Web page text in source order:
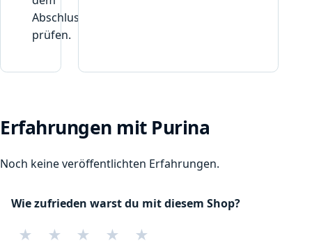
Abschluss
prüfen.
Erfahrungen mit Purina
Noch keine veröffentlichten Erfahrungen.
Wie zufrieden warst du mit diesem Shop?
★ ★ ★ ★ ★